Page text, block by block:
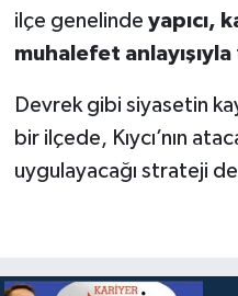
ilçe genelinde yapıcı,
muhalefet anlayışıyla
Devrek gibi siyasetin
bir ilçede, Kıycı’nın
uygulayacağı strateji